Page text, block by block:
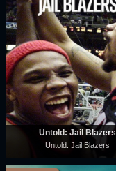
Untold: Jail Blazers
Untold: Jail Blazers